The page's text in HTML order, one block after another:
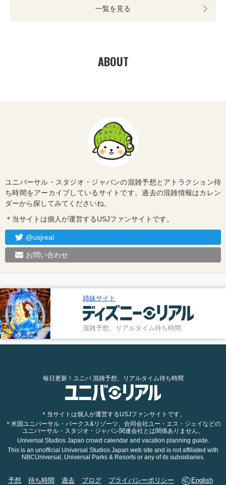
一覧を見る
ABOUT
ユニバーサル・スタジオ・ジャパンの混雑予想とアトラクション待
ち時間をアーカイブしているサイトです。過去の混雑情報はカレン
ダーから探してみてくださいね。
＊当サイトは個人が運営するUSJファンサイトです。
@usjreal
お問い合わせ
姉妹サイト
混雑予想、リアルタイム待ち時間
毎日更新！ユニバ 混雑予想、リアルタイム待ち時間
＊当サイトは個人が運営するUSJファンサイトです。
＊米国ユニバーサル・パークス&リゾーツ、合同会社ユー・エス・ジェイなどの
ユニバーサル・スタジオ・ジャパン関連会社とは関係ありません。
Universal Studios Japan crowd calendar and vacation planning guide.
This is an unofficial Universal Studios Japan web site and is not affiliated with
NBCUniversal, Universal Parks & Resorts or any of its subsidiaries.
予想 待ち時間 過去 ブログ プライバシーポリシー English